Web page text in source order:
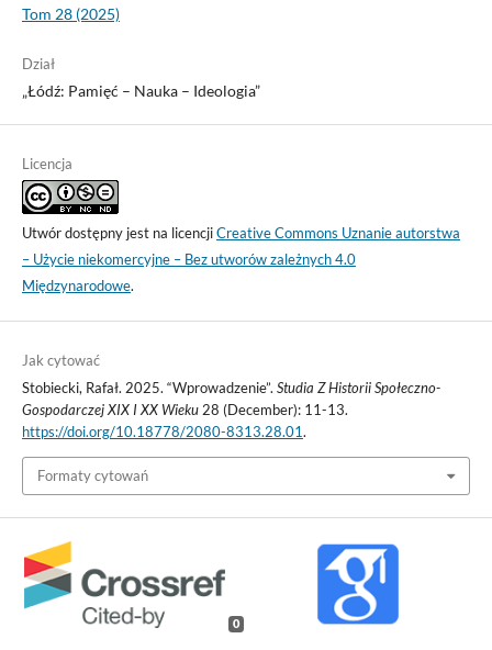
Tom 28 (2025)
Dział
„Łódź: Pamięć – Nauka – Ideologia”
Licencja
Utwór dostępny jest na licencjiCreative Commons Uznanie autorstwa
– Użycie niekomercyjne – Bez utworów zależnych 4.0
Międzynarodowe.
Jak cytować
Stobiecki, Rafał. 2025. “Wprowadzenie”. Studia Z Historii Społeczno-
Gospodarczej XIX I XX Wieku28 (December): 11-13.
https://doi.org/10.18778/2080-8313.28.01.
Formaty cytowań
0